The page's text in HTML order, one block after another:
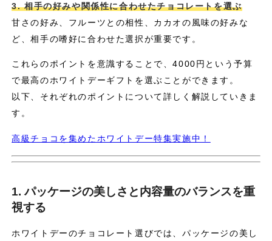
3. 相手の好みや関係性に合わせたチョコレートを選ぶ
甘さの好み、フルーツとの相性、カカオの風味の好みな
ど、相手の嗜好に合わせた選択が重要です。
これらのポイントを意識することで、4000円という予算
で最高のホワイトデーギフトを選ぶことができます。
以下、それぞれのポイントについて詳しく解説していきま
す。
高級チョコを集めたホワイトデー特集実施中！
1. パッケージの美しさと内容量のバランスを重
視する
ホワイトデーのチョコレート選びでは、パッケージの美し